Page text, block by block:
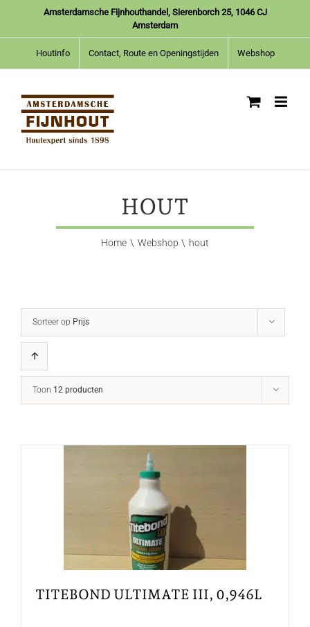
inhoud
Amsterdamsche Fijnhouthandel, Sierenborch 25, 1046 CJ
Amsterdam
Houtinfo Contact, Route en Openingstijden Webshop
HOUT
Home Webshop hout
Sorteer op Prijs
Toon 12 producten
TITEBOND ULTIMATE III, 0,946L